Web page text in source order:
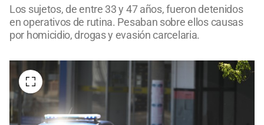
Los sujetos, de entre 33 y 47 años, fueron detenidos
en operativos de rutina. Pesaban sobre ellos causas
por homicidio, drogas y evasión carcelaria.